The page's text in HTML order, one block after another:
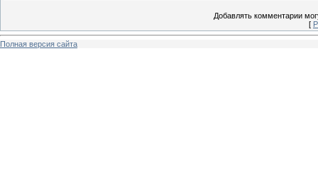
Добавлять комментарии
[
Полная версия сайта